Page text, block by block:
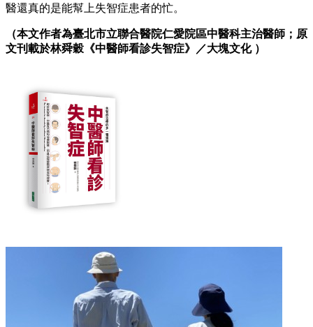
醫還真的是能幫上失智症患者的忙。
（本文作者為臺北市立聯合醫院仁愛院區中醫科主治醫師；原
文刊載於林舜穀《中醫師看診失智症》／大塊文化 ）